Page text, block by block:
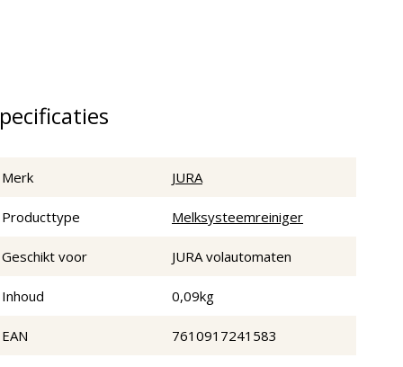
Merk JURA
Producttype Melksysteemreiniger
Geschikt voor JURA volautomaten
Inhoud 0,09kg
EAN 7610917241583